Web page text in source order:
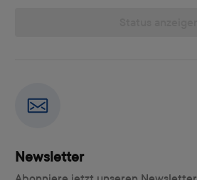
Newsletter